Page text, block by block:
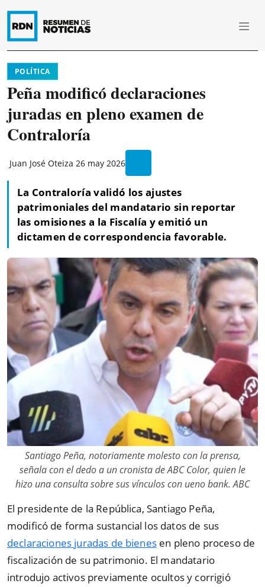
POLÍTICA
Peña modificó declaraciones
juradas en pleno examen de
Contraloría
Juan José Oteiza 26 may 2026
La Contraloría validó los ajustes
patrimoniales del mandatario sin reportar
las omisiones a la Fiscalía y emitió un
dictamen de correspondencia favorable.
Santiago Peña, notoriamente molesto con la prensa,
señala con el dedo a un cronista de ABC Color, quien le
hizo una consulta sobre sus vínculos con ueno bank. ABC
El presidente de la República, Santiago Peña,
modificó de forma sustancial los datos de sus
declaraciones juradas de bienesen pleno proceso de
fiscalización de su patrimonio. El mandatario
introdujo activos previamente ocultos y corrigió